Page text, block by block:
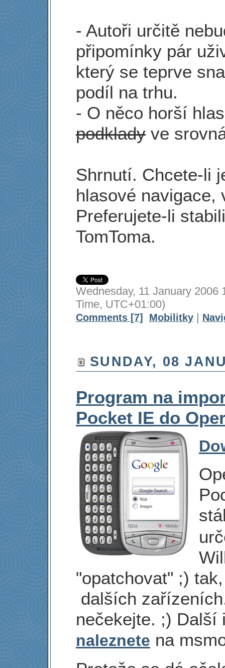
- Autoři určitě
připomínky pár
který se teprve
podíl na trhu.
- O něco horší
podklady ve
Shrnutí. Chcete-li
hlasové navigace,
Preferujete-li
TomToma.
Wednesday, 11 January
Time, UTC+01:00)
Comments [7] Mobilitky |
SUNDAY, 08
Program na
Pocket IE do
"opatchovat" ;)
dalších
nečekejte. ;) Další
naleznete na